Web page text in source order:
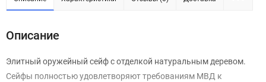
Описание
Элитный оружейный сейф с отделкой натуральным деревом.
Сейфы полностью удовлетворяют требованиям МВД к